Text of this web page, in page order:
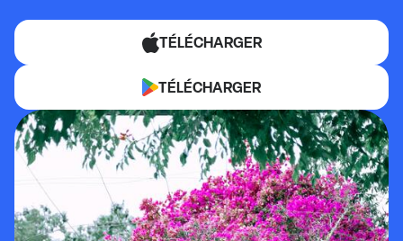
TÉLÉCHARGER
TÉLÉCHARGER